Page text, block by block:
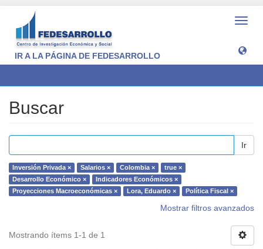
IR A LA PÁGINA DE FEDESARROLLO
Buscar
Ir
Inversión Privada × Salarios × Colombia ×
true ×
Desarrollo Económico ×
Indicadores Económicos ×
Proyecciones Macroeconómicas ×
Lora, Eduardo × Política Fiscal ×
Mostrar filtros avanzados
Mostrando ítems 1-1 de 1